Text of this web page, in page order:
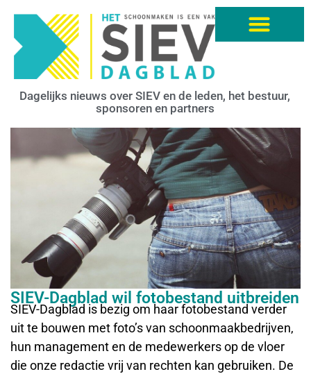
Dagelijks nieuws over SIEV en de leden, het bestuur,
sponsoren en partners
SIEV-Dagblad wil fotobestand uitbreiden
SIEV-Dagblad is bezig om haar fotobestand verder
uit te bouwen met foto’s van schoonmaakbedrijven,
hun management en de medewerkers op de vloer
die onze redactie vrij van rechten kan gebruiken. De